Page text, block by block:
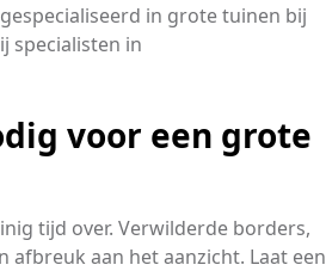
in grote tuinen bij
specialisten in
voor een grote
tijd over. Verwilderde borders,
aan het aanzicht. Laat een